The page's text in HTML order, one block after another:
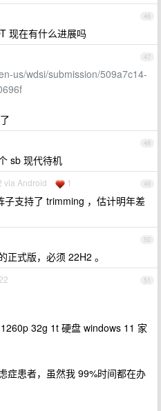
46
现在有什么进展吗
47
us/wdsi/submission/509a7c14-
48
sb 现代待机
49
via Android 1
子支持了 trimming ，估计明年差
50
正式版，必须 22H2 。
51
32g 1t 硬盘 windows 11 家
症患者，虽然我 99%时间都在办